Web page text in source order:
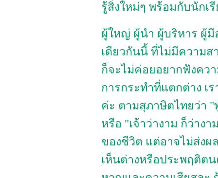
รู้สิ่งใหม่ๆ พร้อมกับนักเ
ผู้ใหญ่ ผู้นำ ผู้บริหาร ผู้
เดียวกันนี้ ที่ไม่มีความ
ก็จะไม่ค่อยอยากฟังคว
การกระทำที่แตกต่าง เ
ค่ะ ตามสุภาษิตไทยว่า "
หรือ "เจ้าว่างาม ก็ว่าง
ของชีวิต แต่อาจไม่ส่งผ
เห็นต่างหรือประพฤติต